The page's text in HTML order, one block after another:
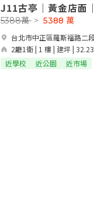
J11古亭｜黃金店面
台北市中正區羅斯福路二
2廳1衛 | 1 樓 | 建坪 |
5388萬 > 5388 萬
近學校 近公園 近市場